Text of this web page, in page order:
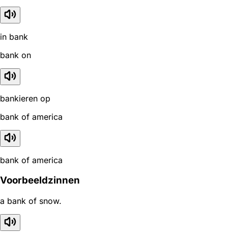
in bank
bank on
bankieren op
bank of america
bank of america
Voorbeeldzinnen
a bank of snow.